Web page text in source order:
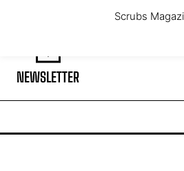
Thursday, August 6, 2026
NEWSLETTER
Scrubs